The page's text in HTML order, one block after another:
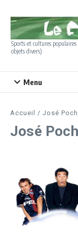
Sports et cultures
objets divers)
Menu
Accueil / José
José